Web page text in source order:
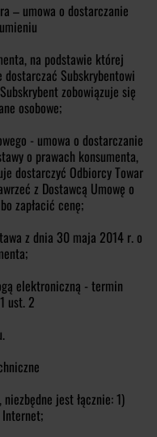
– umowa o dostarczanie
na podstawie której
dostarczać Subskrybentowi
zobowiązuje się
osobowe;
- umowa o dostarczanie
o prawach konsumenta,
dostarczyć Odbiorcy Towar
z Dostawcą Umowę o
zapłacić cenę;
z dnia 30 maja 2014 r. o
elektroniczną - termin
ust. 2
jest łącznie: 1)
Internet;